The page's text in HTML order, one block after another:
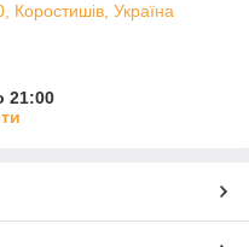
Коростишів, Україна
21:00